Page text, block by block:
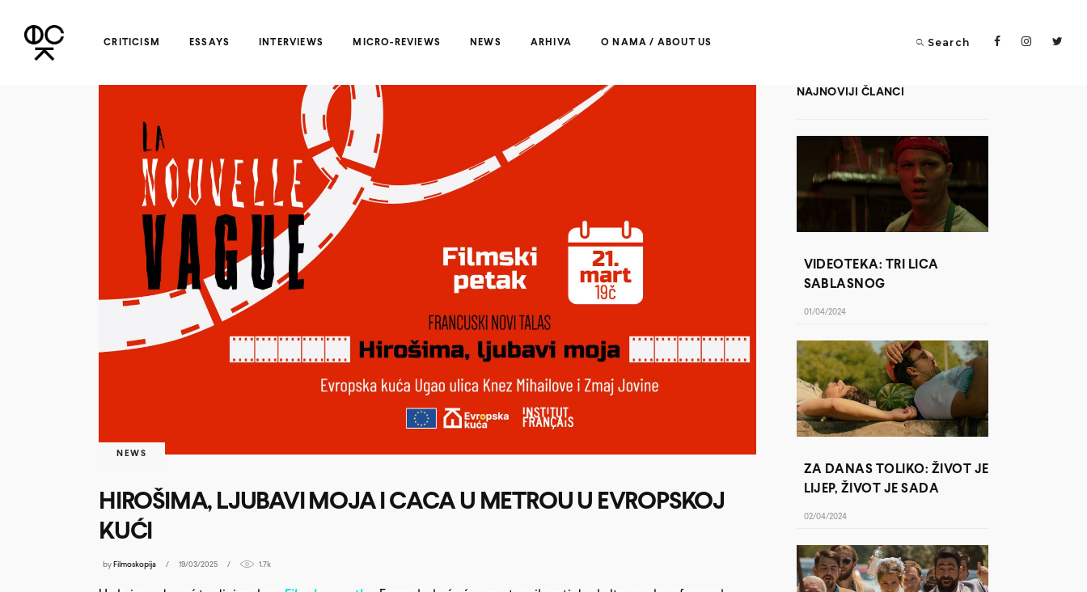
CRITICISM ESSAYS INTERVIEWS MICRO-REVIEWS NEWS ARHIVA O NAMA / ABOUT US Search
NEWS
HIROŠIMA, LJUBAVI MOJA I CACA U METROU U EVROPSKOJ
KUĆI
by Filmoskopija 19/03/2025 1.7k
NAJNOVIJI ČLANCI
VIDEOTEKA: TRI LICA
SABLASNOG
01/04/2024
ZA DANAS TOLIKO: ŽIVOT JE
LIJEP, ŽIVOT JE SADA
02/04/2024